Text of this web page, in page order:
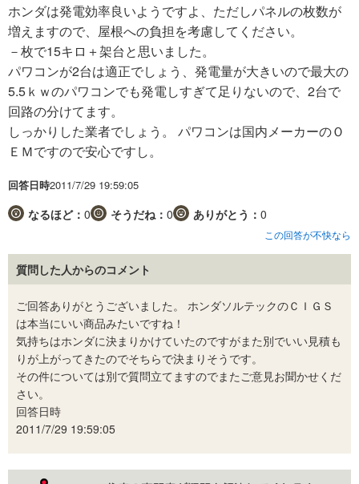
ホンダは発電効率良いようですよ、ただしパネルの枚数が
増えますので、屋根への負担を考慮してください。
－枚で15キロ＋架台と思いました。
パワコンが2台は適正でしょう、発電量が大きいので最大の
5.5ｋｗのパワコンでも発電しすぎて足りないので、2台で
回路の分けてます。
しっかりした業者でしょう。 パワコンは国内メーカーのＯ
ＥＭですので安心ですし。
回答日時2011/7/29 19:59:05
なるほど： 0 そうだね： 0 ありがとう： 0
この回答が不快なら
質問した人からのコメント
ご回答ありがとうございました。 ホンダソルテックのＣＩＧＳ
は本当にいい商品みたいですね！
気持ちはホンダに決まりかけていたのですがまた別でいい見積も
りが上がってきたのでそちらで決まりそうです。
その件については別で質問立てますのでまたご意見お聞かせくだ
さい。
回答日時
2011/7/29 19:59:05